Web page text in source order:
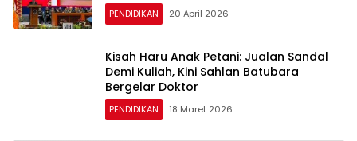
PENDIDIKAN 20 April 2026
Kisah Haru Anak Petani: Jualan Sandal
Demi Kuliah, Kini Sahlan Batubara
Bergelar Doktor
PENDIDIKAN 18 Maret 2026